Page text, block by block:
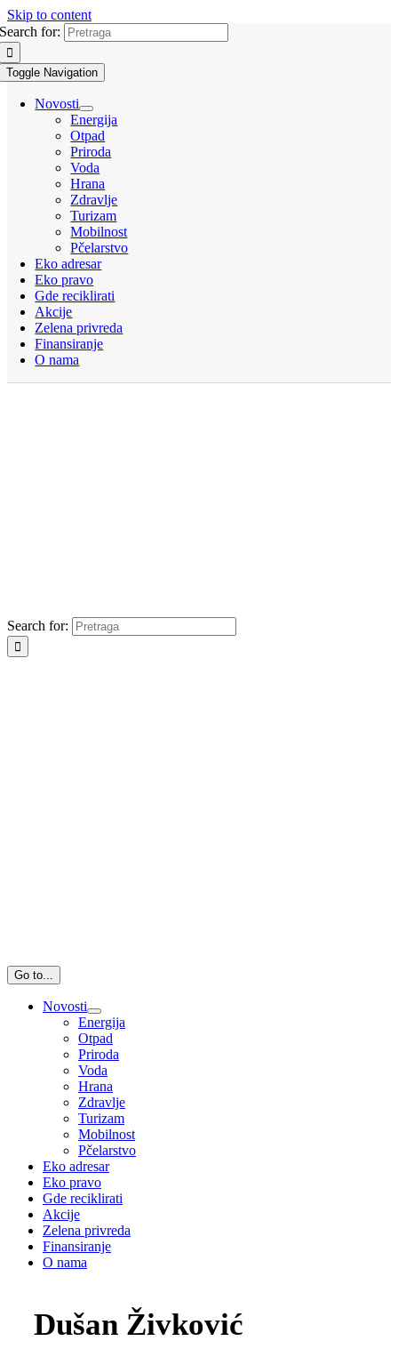
Skip to content
Search for:
Toggle Navigation
Novosti
Energija
Otpad
Priroda
Voda
Hrana
Zdravlje
Turizam
Mobilnost
Pčelarstvo
Eko adresar
Eko pravo
Gde reciklirati
Akcije
Zelena privreda
Finansiranje
O nama
Search for:
Go to...
Novosti
Energija
Otpad
Priroda
Voda
Hrana
Zdravlje
Turizam
Mobilnost
Pčelarstvo
Eko adresar
Eko pravo
Gde reciklirati
Akcije
Zelena privreda
Finansiranje
O nama
Dušan Živković